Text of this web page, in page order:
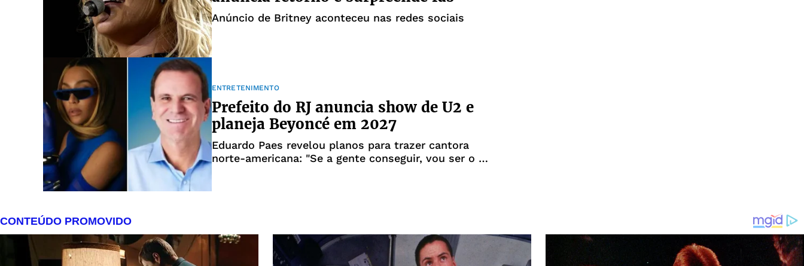
Anúncio de Britney aconteceu nas redes sociais
ENTRETENIMENTO
Prefeito do RJ anuncia show de U2 e
planeja Beyoncé em 2027
Eduardo Paes revelou planos para trazer cantora
norte-americana: "Se a gente conseguir, vou ser o rei